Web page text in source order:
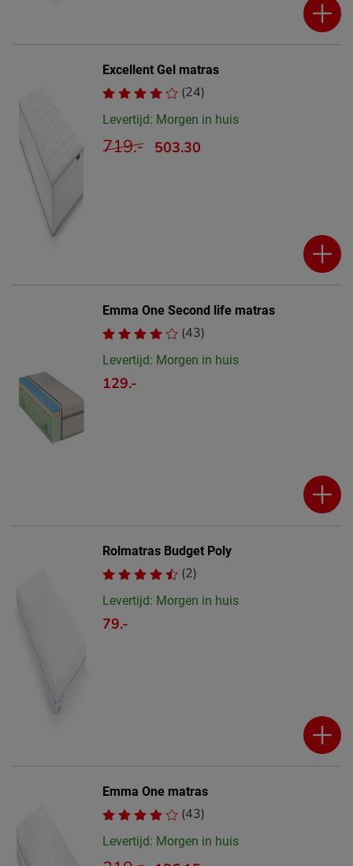
Excellent Gel matras
(24)
Levertijd: Morgen in huis
719.- 503.30
Emma One Second life matras
(43)
Levertijd: Morgen in huis
129.-
Rolmatras Budget Poly
(2)
Levertijd: Morgen in huis
79.-
Emma One matras
(43)
Levertijd: Morgen in huis